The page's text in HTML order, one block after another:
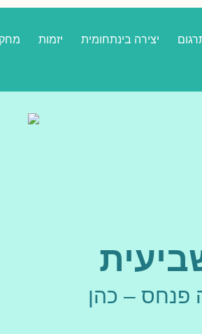
יצירה בינתחומית יזמות
פנחס – כהן